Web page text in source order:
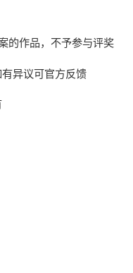
的作品，不予参与评奖
异议可官方反馈